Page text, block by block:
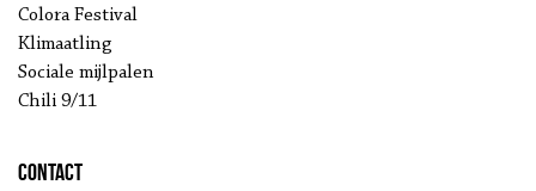
Colora Festival
Klimaatling
Sociale mijlpalen
Chili 9/11
Contact